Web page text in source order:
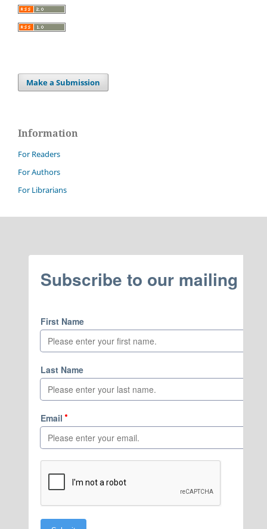
Make a Submission
Information
For Readers
For Authors
For Librarians